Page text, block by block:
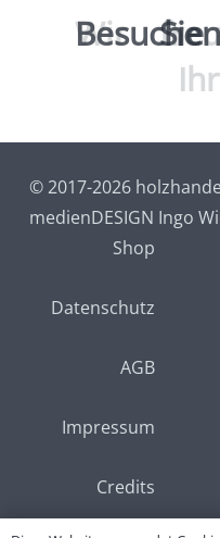
Wir Sie
© 2017-2026
medienDESIGN Ingo
Shop
Datenschutz
AGB
Impressum
Credits